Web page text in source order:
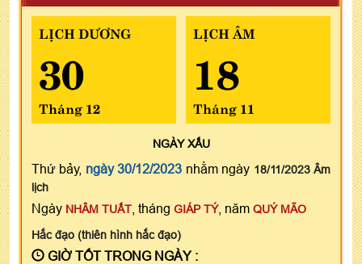
LỊCH DƯƠNG
30
Tháng 12
LỊCH ÂM
18
Tháng 11
NGÀYXẤU
Thứ bảy, ngày 30/12/2023 nhằm ngày 18/11/2023 Âm
lịch
Ngày NHÂM TUẤT , tháng GIÁP TÝ, năm QUÝ MÃO
Hắc đạo (thiên hình hắc đạo)
GIỜ TỐT TRONG NGÀY :